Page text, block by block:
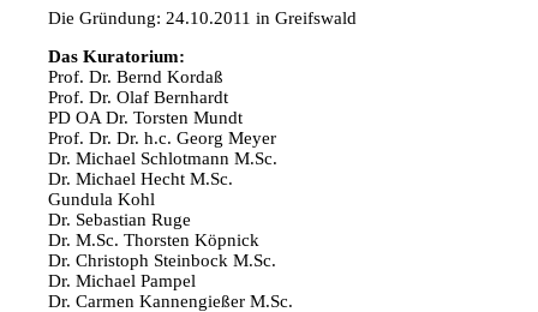
Die Gründung: 24.10.2011 in Greifswald
Das Kuratorium:
Prof. Dr. Bernd Kordaß
Prof. Dr. Olaf Bernhardt
PD OA Dr. Torsten Mundt
Prof. Dr. Dr. h.c. Georg Meyer
Dr. Michael Schlotmann M.Sc.
Dr. Michael Hecht M.Sc.
Gundula Kohl
Dr. Sebastian Ruge
Dr. M.Sc. Thorsten Köpnick
Dr. Christoph Steinbock M.Sc.
Dr. Michael Pampel
Dr. Carmen Kannengießer M.Sc.